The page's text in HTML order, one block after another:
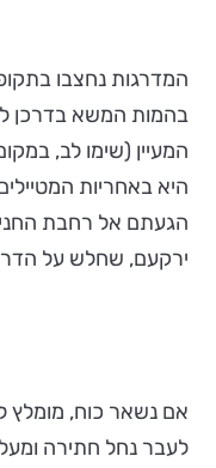
המדרגות נחצבו
בהמות המשא בדרכן
המעיין (שימו לב,
היא באחריות
הגעתם אל רחבת
ירקעם, שחלש על
אם נשאר כוח, מומלץ
לעבר נחל חתירה